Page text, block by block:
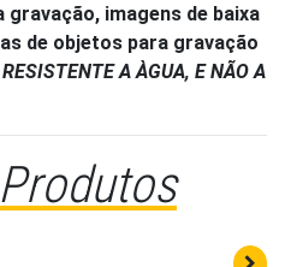
imagens de baixa
de objetos para gravação
A ÀGUA, E NÃO A